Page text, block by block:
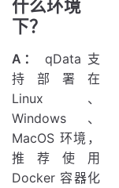
什么环境
下？
A：
qData 支
持部署在
Linux、
Windows、
MacOS 环境，
推荐使用
Docker 容器化